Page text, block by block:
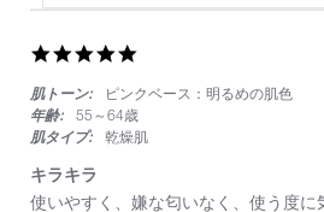
rating
肌トーン:
ピンクベース：明るめの肌色
年齢:
55～64歳
肌タイプ:
乾燥肌
キラキラ
Review
review
使いやすく、嫌な匂いなく、使う度に